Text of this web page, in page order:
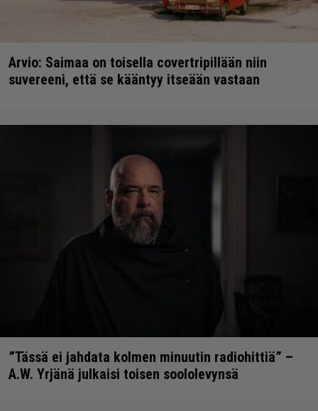
Arvio: Saimaa on toisella covertripillään niin
suvereeni, että se kääntyy itseään vastaan
”Tässä ei jahdata kolmen minuutin radiohittiä” –
A.W. Yrjänä julkaisi toisen soololevynsä